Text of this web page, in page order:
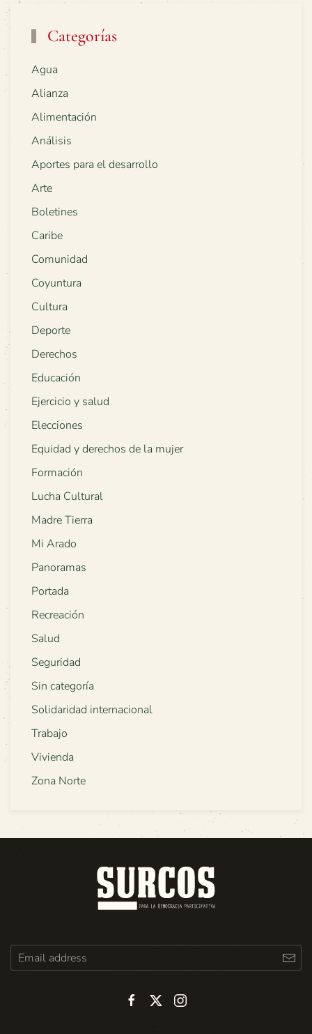
Categorías
Agua
Alianza
Alimentación
Análisis
Aportes para el desarrollo
Arte
Boletines
Caribe
Comunidad
Coyuntura
Cultura
Deporte
Derechos
Educación
Ejercicio y salud
Elecciones
Equidad y derechos de la mujer
Formación
Lucha Cultural
Madre Tierra
Mi Arado
Panoramas
Portada
Recreación
Salud
Seguridad
Sin categoría
Solidaridad internacional
Trabajo
Vivienda
Zona Norte